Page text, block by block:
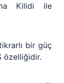
Kilidi ile
bir güç
özelliğidir.